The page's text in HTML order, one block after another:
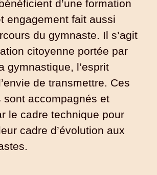
d’une formation
engagement fait aussi
du gymnaste. Il s’agit
citoyenne portée par
gymnastique, l’esprit
de transmettre. Ces
sont accompagnés et
le cadre technique pour
cadre d’évolution aux